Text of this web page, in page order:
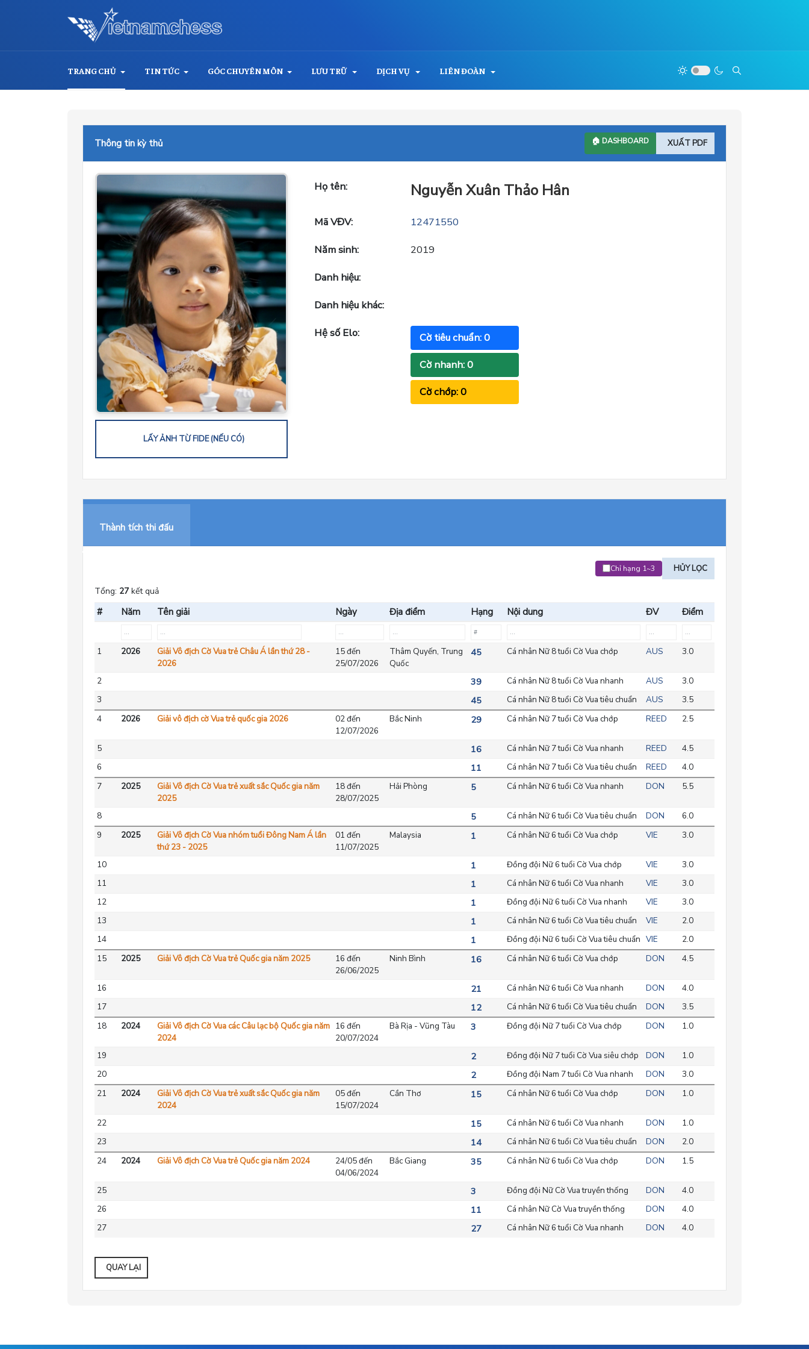
TRANG CHỦ TIN TỨC GÓC CHUYÊN MÔN LƯU TRỮ DỊCH VỤ LIÊN ĐOÀN
Thông tin kỳ thủ 🏠 DASHBOARD XUẤT PDF
LẤY ẢNH TỪ FIDE (NẾU CÓ)
Họ tên: Nguyễn Xuân Thảo Hân
Mã VĐV:
12471550
Năm sinh:
2019
Danh hiệu:
Danh hiệu khác:
Hệ số Elo:
Cờ tiêu chuẩn: 0
Cờ nhanh: 0
Cờ chớp: 0
Thành tích thi đấu
Chỉ hạng 1~3 HỦY LỌC
Tổng: 27kết quả
# Năm Tên giải Ngày Địa điểm Hạng Nội dung ĐV Điểm
1 2026
Giải Vô địch Cờ Vua trẻ Châu Á lần thứ 28 -
2026
15 đến
25/07/2026
Thâm Quyến, Trung
Quốc
45 Cá nhân Nữ 8 tuổi Cờ Vua chớp AUS 3.0
2 39 Cá nhân Nữ 8 tuổi Cờ Vua nhanh AUS
3.0
3
45 Cá nhân Nữ 8 tuổi Cờ Vua tiêu chuẩn AUS
3.5
4
2026 Giải vô địch cờ Vua trẻ quốc gia 2026
02 đến
12/07/2026
Bắc Ninh 29 Cá nhân Nữ 7 tuổi Cờ Vua chớp REED 2.5
5 16 Cá nhân Nữ 7 tuổi Cờ Vua nhanh REED
4.5
6
11 Cá nhân Nữ 7 tuổi Cờ Vua tiêu chuẩn REED
4.0
7
2025
Giải Vô địch Cờ Vua trẻ xuất sắc Quốc gia năm
2025
18 đến
28/07/2025
Hải Phòng 5 Cá nhân Nữ 6 tuổi Cờ Vua nhanh DON 5.5
8 5 Cá nhân Nữ 6 tuổi Cờ Vua tiêu chuẩn DON
6.0
9
2025
Giải Vô địch Cờ Vua nhóm tuổi Đông Nam Á lần
thứ 23 - 2025
01 đến
11/07/2025
Malaysia 1 Cá nhân Nữ 6 tuổi Cờ Vua chớp VIE 3.0
10 1 Đồng đội Nữ 6 tuổi Cờ Vua chớp VIE
3.0
11
1 Cá nhân Nữ 6 tuổi Cờ Vua nhanh VIE
3.0
12
1 Đồng đội Nữ 6 tuổi Cờ Vua nhanh VIE
3.0
13
1 Cá nhân Nữ 6 tuổi Cờ Vua tiêu chuẩn VIE
2.0
14
1 Đồng đội Nữ 6 tuổi Cờ Vua tiêu chuẩn VIE
2.0
15
2025 Giải Vô địch Cờ Vua trẻ Quốc gia năm 2025
16 đến
26/06/2025
Ninh Bình 16 Cá nhân Nữ 6 tuổi Cờ Vua chớp DON 4.5
16 21 Cá nhân Nữ 6 tuổi Cờ Vua nhanh DON
4.0
17
12 Cá nhân Nữ 6 tuổi Cờ Vua tiêu chuẩn DON
3.5
18
2024
Giải Vô địch Cờ Vua các Câu lạc bộ Quốc gia năm
2024
16 đến
20/07/2024
Bà Rịa - Vũng Tàu 3 Đồng đội Nữ 7 tuổi Cờ Vua chớp DON 1.0
19 2 Đồng đội Nữ 7 tuổi Cờ Vua siêu chớp DON
1.0
20
2 Đồng đội Nam 7 tuổi Cờ Vua nhanh DON
3.0
21
2024
Giải Vô địch Cờ Vua trẻ xuất sắc Quốc gia năm
2024
05 đến
15/07/2024
Cần Thơ 15 Cá nhân Nữ 6 tuổi Cờ Vua chớp DON 1.0
22 15 Cá nhân Nữ 6 tuổi Cờ Vua nhanh DON
1.0
23
14 Cá nhân Nữ 6 tuổi Cờ Vua tiêu chuẩn DON
2.0
24
2024 Giải Vô địch Cờ Vua trẻ Quốc gia năm 2024
24/05 đến
04/06/2024
Bắc Giang 35 Cá nhân Nữ 6 tuổi Cờ Vua chớp DON 1.5
25 3 Đồng đội Nữ Cờ Vua truyền thống DON
4.0
26
11 Cá nhân Nữ Cờ Vua truyền thống DON
4.0
27
27 Cá nhân Nữ 6 tuổi Cờ Vua nhanh DON 4.0
QUAY LẠI